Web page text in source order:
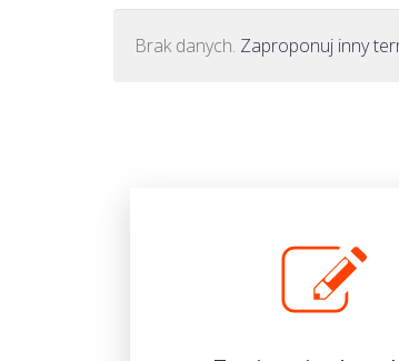
Brak danych. Zaproponuj inny